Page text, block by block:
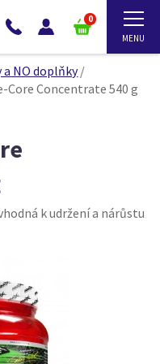
0
NO doplňky/
Core Concentrate 540 g
k udržení a nárůstu